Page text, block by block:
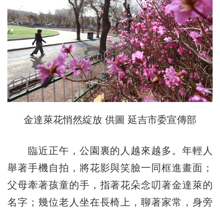
金達萊花悄然綻放 供圖 延吉市委宣傳部
臨近正午，公園裏的人越來越多。年輕人
舉著手機自拍，將花影與笑臉一同框進畫面；
父母牽著孩童的手，指著花朵念叨著金達萊的
名字；幾位老人坐在長椅上，聊著家常，身旁